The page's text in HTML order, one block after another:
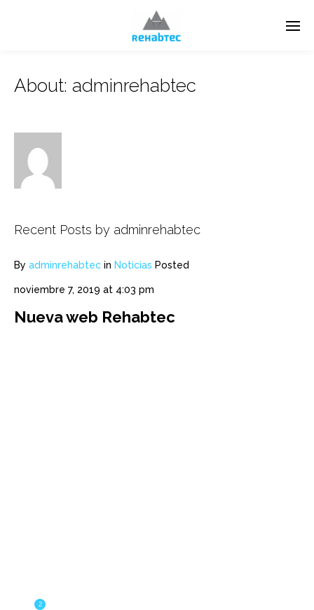
About: adminrehabtec
Recent Posts by adminrehabtec
By adminrehabtec in Noticias Posted
noviembre 7, 2019 at 4:03 pm
Nueva web Rehabtec
2